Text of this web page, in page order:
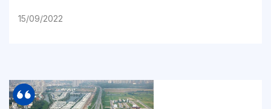
15/09/2022